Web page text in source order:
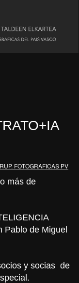
FOTOGRAFICAS PV
más de
Pablo de Miguel
y socias de